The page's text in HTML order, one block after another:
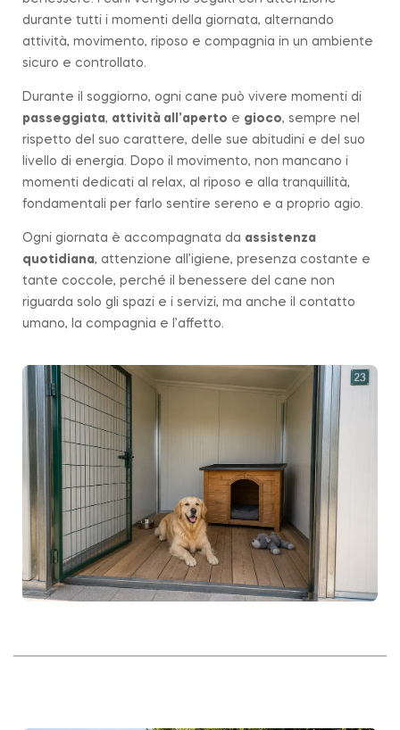
durante tutti i momenti della giornata, alternando
attività, movimento, riposo e compagnia in un ambiente
sicuro e controllato.
Durante il soggiorno, ogni cane può vivere momenti di
passeggiata, attività all’aperto e gioco, sempre nel
rispetto del suo carattere, delle sue abitudini e del suo
livello di energia. Dopo il movimento, non mancano i
momenti dedicati al relax, al riposo e alla tranquillità,
fondamentali per farlo sentire sereno e a proprio agio.
Ogni giornata è accompagnata da assistenza
quotidiana, attenzione all’igiene, presenza costante e
tante coccole, perché il benessere del cane non
riguarda solo gli spazi e i servizi, ma anche il contatto
umano, la compagnia e l’affetto.